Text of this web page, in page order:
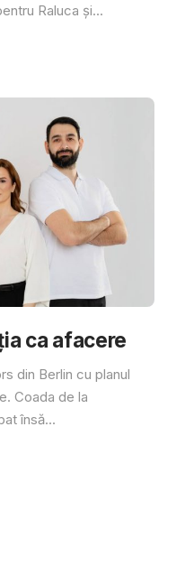
Raluca și...
ca afacere
din Berlin cu planul
Coada de la
însă...